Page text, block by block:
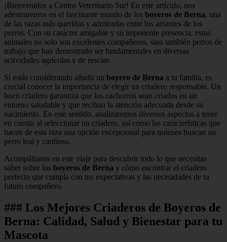
¡Bienvenidos a Centro Veterinario Sur! En este artículo, nos
adentraremos en el fascinante mundo de los boyeros de Berna, una
de las razas más queridas y admiradas entre los amantes de los
perros. Con su carácter amigable y su imponente presencia, estos
animales no solo son excelentes compañeros, sino también perros de
trabajo que han demostrado ser fundamentales en diversas
actividades agrícolas y de rescate.
Si estás considerando añadir un boyero de Berna a tu familia, es
crucial conocer la importancia de elegir un criadero responsable. Un
buen criadero garantiza que los cachorros sean criados en un
entorno saludable y que reciban la atención adecuada desde su
nacimiento. En este sentido, analizaremos diversos aspectos a tener
en cuenta al seleccionar un criadero, así como las características que
hacen de esta raza una opción excepcional para quienes buscan un
perro leal y cariñoso.
Acompáñanos en este viaje para descubrir todo lo que necesitas
saber sobre los boyeros de Berna y cómo encontrar el criadero
perfecto que cumpla con tus expectativas y las necesidades de tu
futuro compañero.
### Los Mejores Criaderos de Boyeros de
Berna: Calidad, Salud y Bienestar para tu
Mascota